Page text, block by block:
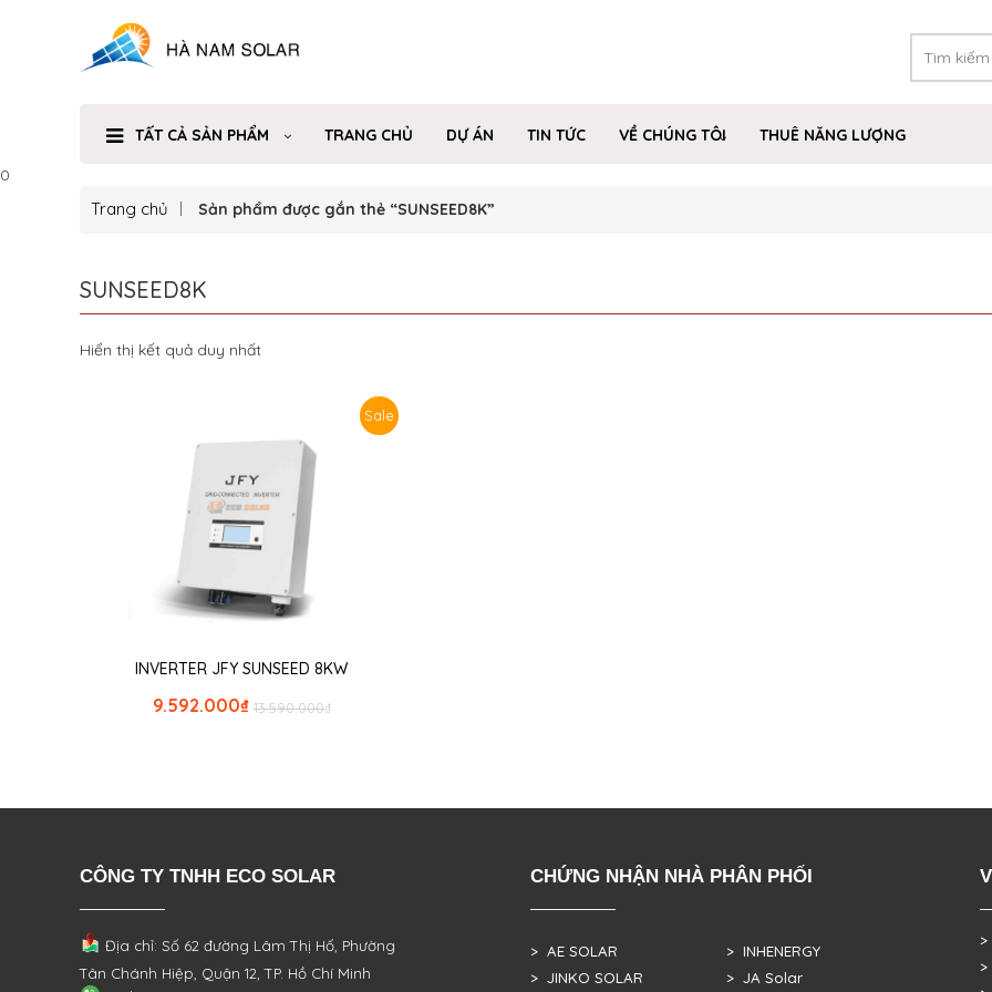
TẤT CẢ SẢN PHẨM TRANG CHỦ DỰ ÁN TIN TỨC VỀ CHÚNG TÔI
THUÊ NĂNG LƯỢNG
0
Trang chủ Sản phẩm được gắn thẻ “SUNSEED8K”
SUNSEED8K
Hiển thị kết quả duy nhất
Sale
INVERTER JFY SUNSEED 8KW
₫
13.590.000
₫
9.592.000
CÔNG TY TNHH ECO SOLAR
Địa chỉ: Số 62 đường Lâm Thị Hố, Phường
Tân Chánh Hiệp, Quận 12, TP. Hồ Chí Minh
CHỨNG NHẬN NHÀ PHÂN PHỐI
> AE SOLAR
> JINKO SOLAR
> INHENERGY
> JA Solar
>